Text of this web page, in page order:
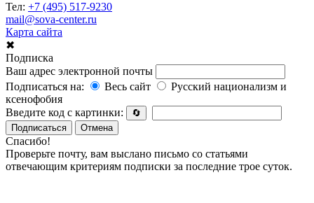
Тел: +7 (495) 517-9230
mail@sova-center.ru
Карта сайта
✖
Подписка
Ваш адрес электронной почты
Подписаться на:
Весь сайт
Русский национализм и
ксенофобия
Введите код с картинки:
🔄
Подписаться
Отмена
Спасибо!
Проверьте почту, вам выслано письмо со статьями
отвечающим критериям подписки за последние трое суток.